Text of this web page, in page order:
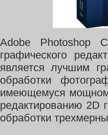
Adobe Photoshop
графического
является лучшим
обработки
имеющемуся
редактированию 2D
обработки